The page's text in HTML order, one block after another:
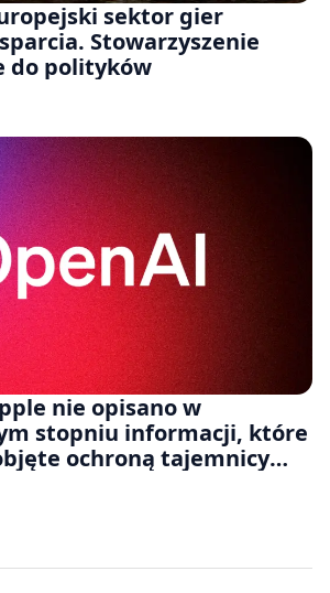
sektor gier
Stowarzyszenie
do polityków
nie opisano w
stopniu informacji, które
ochroną tajemnicy
żąda odrzucenia